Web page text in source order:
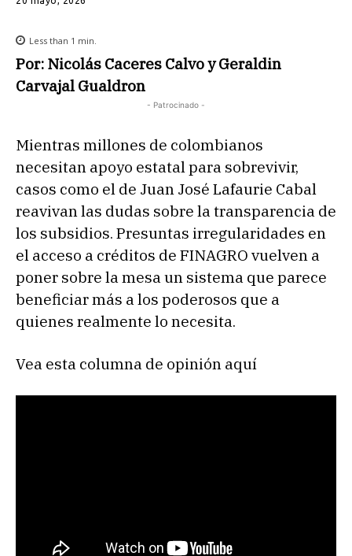
Less than 1 min.
Por: Nicolás Caceres Calvo y Geraldin
Carvajal Gualdron
- Patrocinado -
Mientras millones de colombianos
necesitan apoyo estatal para sobrevivir,
casos como el de Juan José Lafaurie Cabal
reavivan las dudas sobre la transparencia de
los subsidios. Presuntas irregularidades en
el acceso a créditos de FINAGRO vuelven a
poner sobre la mesa un sistema que parece
beneficiar más a los poderosos que a
quienes realmente lo necesita.
Vea esta columna de opinión aquí